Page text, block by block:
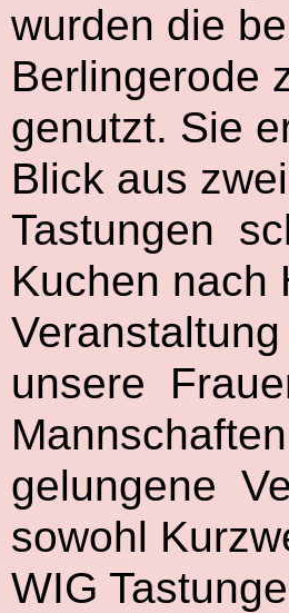
wurden die
Berlingerode
genutzt. Sie
Blick aus
Tastungen
Kuchen nach
unsere
gelungene
sowohl
WIG